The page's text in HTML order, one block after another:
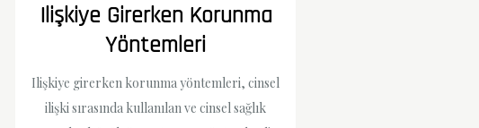
Ilişkiye Girerken Korunma
Yöntemleri
Ilişkiye girerken korunma yöntemleri, cinsel
ilişki sırasında kullanılan ve cinsel sağlık